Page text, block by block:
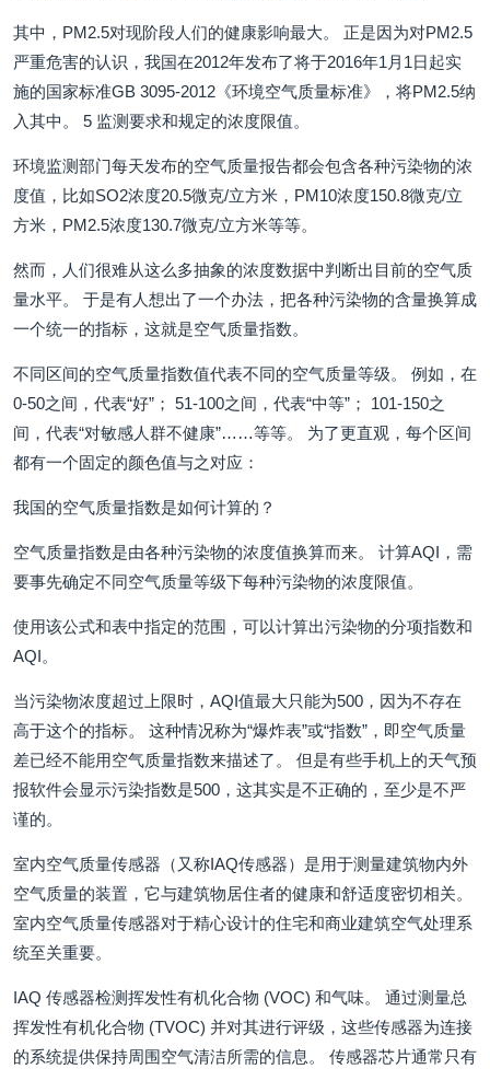
其中，PM2.5对现阶段人们的健康影响最大。 正是因为对PM2.5
严重危害的认识，我国在2012年发布了将于2016年1月1日起实
施的国家标准GB 3095-2012《环境空气质量标准》，将PM2.5纳
入其中。 5 监测要求和规定的浓度限值。
环境监测部门每天发布的空气质量报告都会包含各种污染物的浓
度值，比如SO2浓度20.5微克/立方米，PM10浓度150.8微克/立
方米，PM2.5浓度130.7微克/立方米等等。
然而，人们很难从这么多抽象的浓度数据中判断出目前的空气质
量水平。 于是有人想出了一个办法，把各种污染物的含量换算成
一个统一的指标，这就是空气质量指数。
不同区间的空气质量指数值代表不同的空气质量等级。 例如，在
0-50之间，代表“好”； 51-100之间，代表“中等”； 101-150之
间，代表“对敏感人群不健康”……等等。 为了更直观，每个区间
都有一个固定的颜色值与之对应：
我国的空气质量指数是如何计算的？
空气质量指数是由各种污染物的浓度值换算而来。 计算AQI，需
要事先确定不同空气质量等级下每种污染物的浓度限值。
使用该公式和表中指定的范围，可以计算出污染物的分项指数和
AQI。
当污染物浓度超过上限时，AQI值最大只能为500，因为不存在
高于这个的指标。 这种情况称为“爆炸表”或“指数”，即空气质量
差已经不能用空气质量指数来描述了。 但是有些手机上的天气预
报软件会显示污染指数是500，这其实是不正确的，至少是不严
谨的。
室内空气质量传感器（又称IAQ传感器）是用于测量建筑物内外
空气质量的装置，它与建筑物居住者的健康和舒适度密切相关。
室内空气质量传感器对于精心设计的住宅和商业建筑空气处理系
统至关重要。
IAQ 传感器检测挥发性有机化合物 (VOC) 和气味。 通过测量总
挥发性有机化合物 (TVOC) 并对其进行评级，这些传感器为连接
的系统提供保持周围空气清洁所需的信息。 传感器芯片通常只有